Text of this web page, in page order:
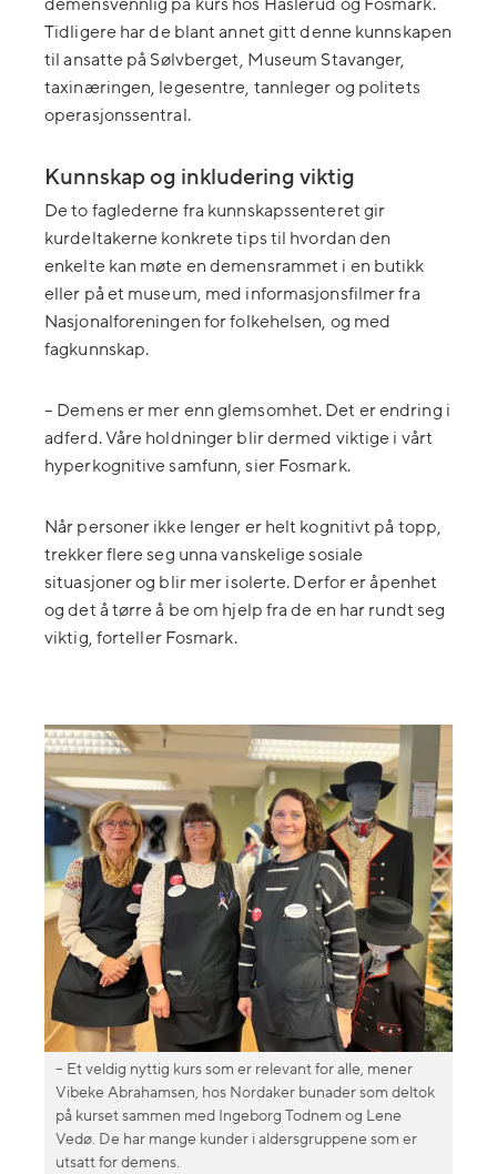
demensvennlig på kurs hos Haslerud og Fosmark.
Tidligere har de blant annet gitt denne kunnskapen
til ansatte på Sølvberget, Museum Stavanger,
taxinæringen, legesentre, tannleger og politets
operasjonssentral.
Kunnskap og inkludering viktig
De to faglederne fra kunnskapssenteret gir
kurdeltakerne konkrete tips til hvordan den
enkelte kan møte en demensrammet i en butikk
eller på et museum, med informasjonsfilmer fra
Nasjonalforeningen for folkehelsen, og med
fagkunnskap.
– Demens er mer enn glemsomhet. Det er endring i
adferd. Våre holdninger blir dermed viktige i vårt
hyperkognitive samfunn, sier Fosmark.
Når personer ikke lenger er helt kognitivt på topp,
trekker flere seg unna vanskelige sosiale
situasjoner og blir mer isolerte. Derfor er åpenhet
og det å tørre å be om hjelp fra de en har rundt seg
viktig, forteller Fosmark.
– Et veldig nyttig kurs som er relevant for alle, mener
Vibeke Abrahamsen, hos Nordaker bunader som deltok
på kurset sammen med Ingeborg Todnem og Lene
Vedø. De har mange kunder i aldersgruppene som er
utsatt for demens.